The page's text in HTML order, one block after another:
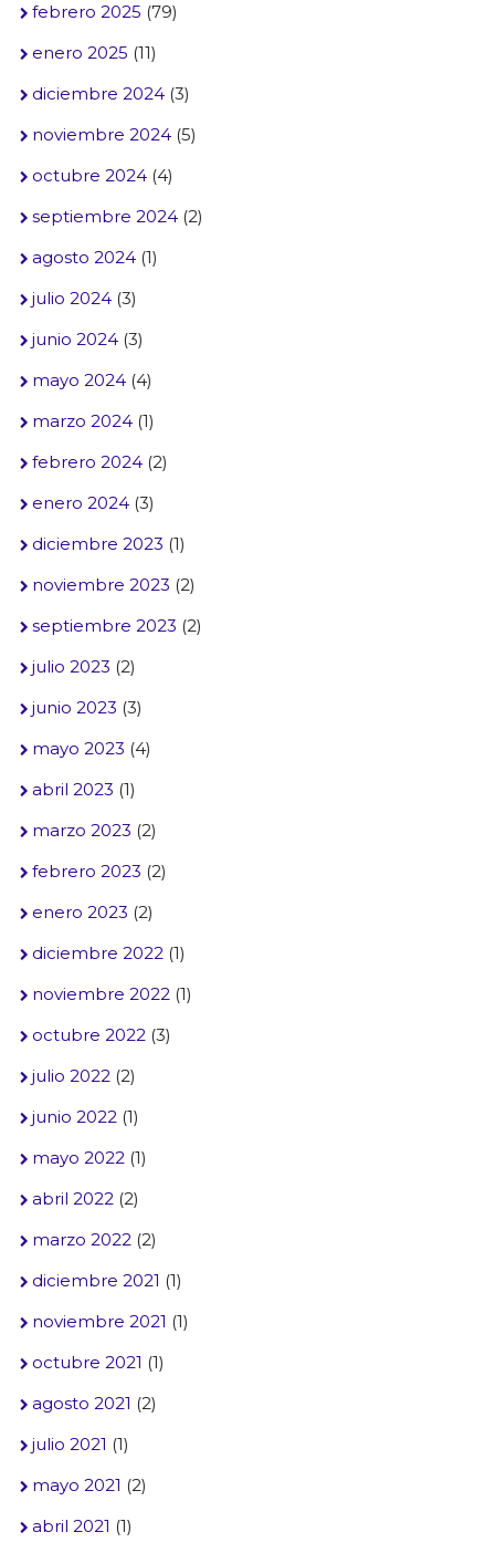
febrero 2025 (79)
enero 2025 (11)
diciembre 2024(3)
noviembre 2024(5)
octubre 2024(4)
septiembre 2024(2)
agosto 2024(1)
julio 2024(3)
junio 2024(3)
mayo 2024(4)
marzo 2024(1)
febrero 2024(2)
enero 2024(3)
diciembre 2023 (1)
noviembre 2023 (2)
septiembre 2023 (2)
julio 2023 (2)
junio 2023 (3)
mayo 2023 (4)
abril 2023 (1)
marzo 2023 (2)
febrero 2023 (2)
enero 2023 (2)
diciembre 2022(1)
noviembre 2022(1)
octubre 2022(3)
julio 2022(2)
junio 2022(1)
mayo 2022(1)
abril 2022(2)
marzo 2022(2)
diciembre 2021 (1)
noviembre 2021 (1)
octubre 2021 (1)
agosto 2021 (2)
julio 2021 (1)
mayo 2021 (2)
abril 2021 (1)